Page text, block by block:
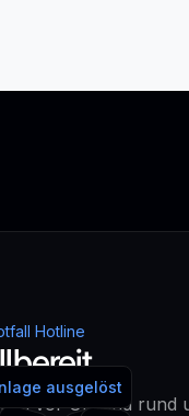
Hotline
vor Ort und rund
benutzt
ausgelöst
ausgelöst